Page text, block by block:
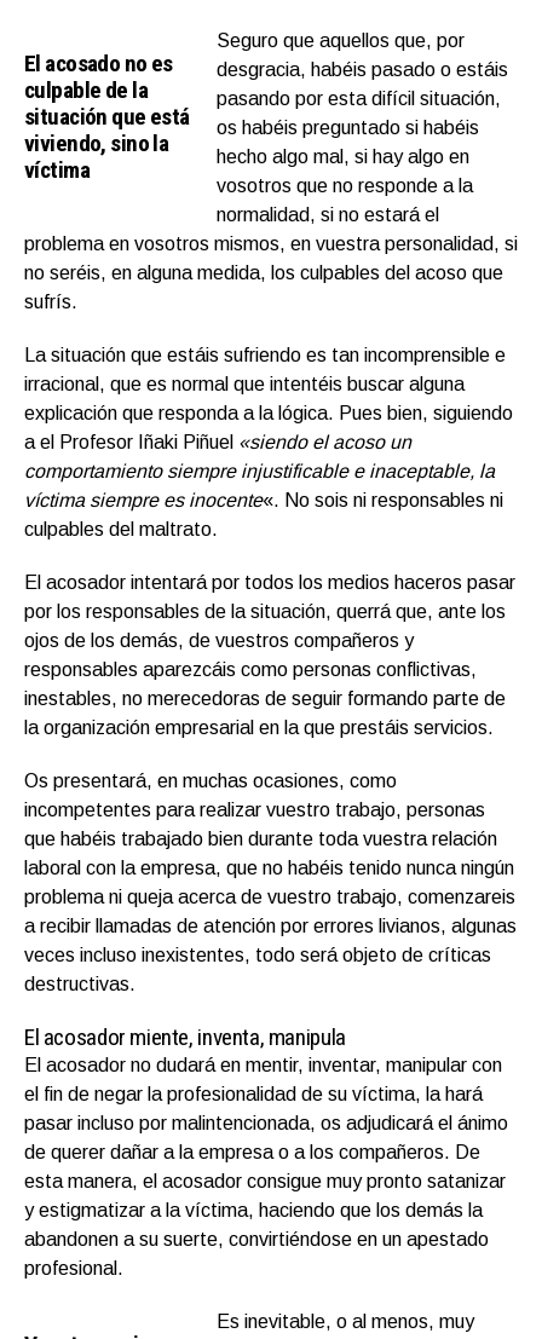
El acosado no es
culpable de la
situación que está
viviendo, sino la
víctima
Seguro que aquellos que, por
desgracia, habéis pasado o estáis
pasando por esta difícil situación,
os habéis preguntado si habéis
hecho algo mal, si hay algo en
vosotros que no responde a la
normalidad, si no estará el
problema en vosotros mismos, en vuestra personalidad, si
no seréis, en alguna medida, los culpables del acoso que
sufrís.
La situación que estáis sufriendo es tan incomprensible e
irracional, que es normal que intentéis buscar alguna
explicación que responda a la lógica. Pues bien, siguiendo
a el Profesor Iñaki Piñuel «siendo el acoso un
comportamiento siempre injustificable e inaceptable, la
víctima siempre es inocente«. No sois ni responsables ni
culpables del maltrato.
El acosador intentará por todos los medios haceros pasar
por los responsables de la situación, querrá que, ante los
ojos de los demás, de vuestros compañeros y
responsables aparezcáis como personas conflictivas,
inestables, no merecedoras de seguir formando parte de
la organización empresarial en la que prestáis servicios.
Os presentará, en muchas ocasiones, como
incompetentes para realizar vuestro trabajo, personas
que habéis trabajado bien durante toda vuestra relación
laboral con la empresa, que no habéis tenido nunca ningún
problema ni queja acerca de vuestro trabajo, comenzareis
a recibir llamadas de atención por errores livianos, algunas
veces incluso inexistentes, todo será objeto de críticas
destructivas.
El acosador miente, inventa, manipula
El acosador no dudará en mentir, inventar, manipular con
el fin de negar la profesionalidad de su víctima, la hará
pasar incluso por malintencionada, os adjudicará el ánimo
de querer dañar a la empresa o a los compañeros. De
esta manera, el acosador consigue muy pronto satanizar
y estigmatizar a la víctima, haciendo que los demás la
abandonen a su suerte, convirtiéndose en un apestado
profesional.
Es inevitable, o al menos, muy